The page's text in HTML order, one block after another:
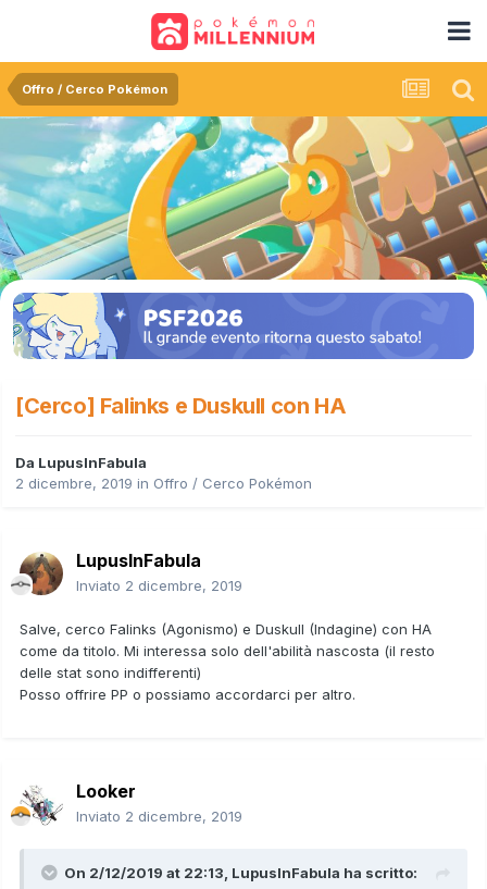
Offro / Cerco Pokémon
[Cerco] Falinks e Duskull con HA
Da LupusInFabula
2 dicembre, 2019 in Offro / Cerco Pokémon
LupusInFabula
Inviato 2 dicembre, 2019
Salve, cerco Falinks (Agonismo) e Duskull (Indagine) con HA
come da titolo. Mi interessa solo dell'abilità nascosta (il resto
delle stat sono indifferenti)
Posso offrire PP o possiamo accordarci per altro.
Looker
Inviato 2 dicembre, 2019
On 2/12/2019 at 22:13, LupusInFabula ha scritto: